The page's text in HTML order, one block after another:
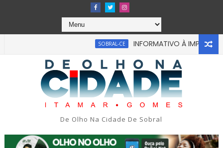
SOBRAL-CE INFORMATIVO À IMPRENSA
em tragédia na tarde da última segunda-feira 13/07/2026
De Olho Na Cidade De Sobral